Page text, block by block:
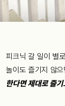
피크닉 갈 일이 별
놀이도 즐기지 않
한다면 제대로 즐